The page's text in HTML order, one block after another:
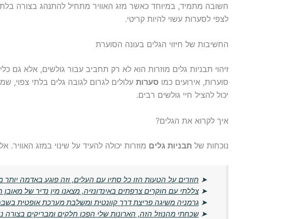
חשובה מתמיד, במיוחד כאשר מזג האוויר מתחיל להתנהג בצורה בלתי
לצפי לסערות עשוי להיות קריטי.
החשיבות של חיזוי הגלים בעונה הסוערת
זיהוי תבניות גלים מוזרות הוא לא רק תחביב עבור גולשים, אלא גם
סוערות, אירועים כמו סערות עלולים לגרום לגובה גלים בלתי צפוי,
יכול להציל חיי גולשים רבים.
איך לקרוא את הגלים?
נוכחות של תבניות גלים מוזרות יכולה להעיד על שינוי במזג האוויר.
➤ חוזרים על הטעות הזו כל סתיו עם העלים, וזה פוגע באדמה
➤צללתי עם חוקרים צרפתים באינדונזיה, מצאנו מין נדיר של מאובן
➤גרמניה משיגה פריצת דרך קוונטית ומשלבת מערכת אופטית
➤שכחתי מהנוזל הזה, הארונות שלי הפכו חלקים ומבריקים בצורה